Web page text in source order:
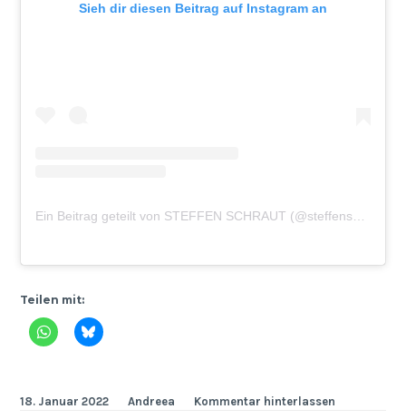
Sieh dir diesen Beitrag auf Instagram an
Teilen mit:
18. Januar 2022 Andreea Kommentar hinterlassen